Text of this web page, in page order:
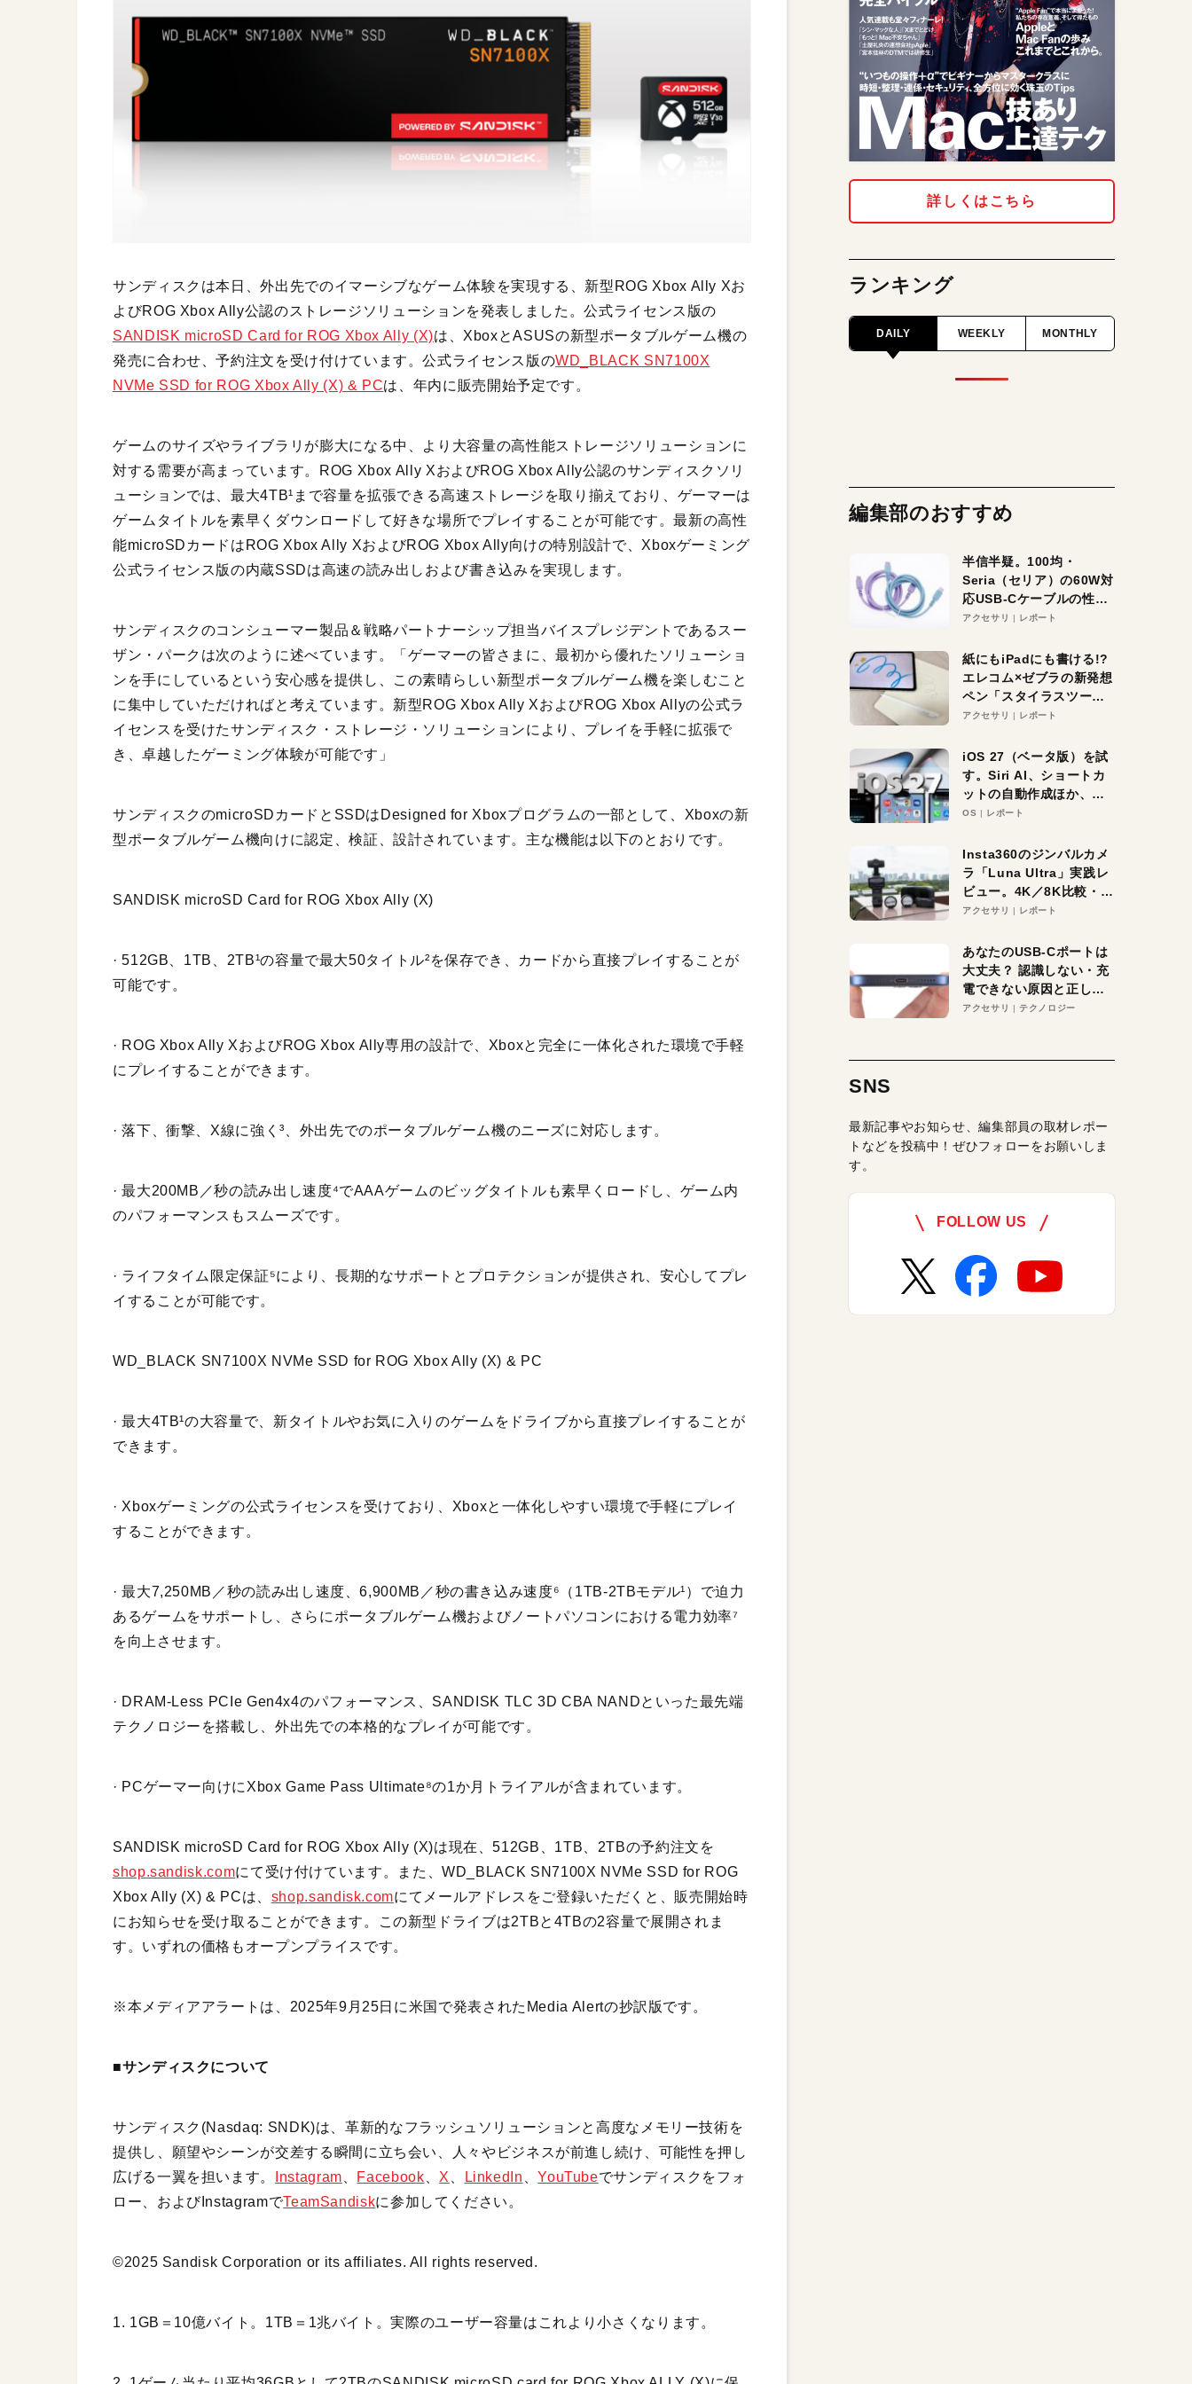
サンディスクは本日、外出先でのイマーシブなゲーム体験を実現する、新型ROG Xbox Ally Xお
よびROG Xbox Ally公認のストレージソリューションを発表しました。公式ライセンス版の
SANDISK microSD Card for ROG Xbox Ally (X)は、XboxとASUSの新型ポータブルゲーム機の
発売に合わせ、予約注文を受け付けています。公式ライセンス版のWD_BLACK SN7100X
NVMe SSD for ROG Xbox Ally (X) & PCは、年内に販売開始予定です。
ゲームのサイズやライブラリが膨大になる中、より大容量の高性能ストレージソリューションに
対する需要が高まっています。ROG Xbox Ally XおよびROG Xbox Ally公認のサンディスクソリ
ューションでは、最大4TB¹まで容量を拡張できる高速ストレージを取り揃えており、ゲーマーは
ゲームタイトルを素早くダウンロードして好きな場所でプレイすることが可能です。最新の高性
能microSDカードはROG Xbox Ally XおよびROG Xbox Ally向けの特別設計で、Xboxゲーミング
公式ライセンス版の内蔵SSDは高速の読み出しおよび書き込みを実現します。
サンディスクのコンシューマー製品＆戦略パートナーシップ担当バイスプレジデントであるスー
ザン・パークは次のように述べています。「ゲーマーの皆さまに、最初から優れたソリューショ
ンを手にしているという安心感を提供し、この素晴らしい新型ポータブルゲーム機を楽しむこと
に集中していただければと考えています。新型ROG Xbox Ally XおよびROG Xbox Allyの公式ラ
イセンスを受けたサンディスク・ストレージ・ソリューションにより、プレイを手軽に拡張で
き、卓越したゲーミング体験が可能です」
サンディスクのmicroSDカードとSSDはDesigned for Xboxプログラムの一部として、Xboxの新
型ポータブルゲーム機向けに認定、検証、設計されています。主な機能は以下のとおりです。
SANDISK microSD Card for ROG Xbox Ally (X)
· 512GB、1TB、2TB¹の容量で最大50タイトル²を保存でき、カードから直接プレイすることが
可能です。
· ROG Xbox Ally XおよびROG Xbox Ally専用の設計で、Xboxと完全に一体化された環境で手軽
にプレイすることができます。
· 落下、衝撃、X線に強く³、外出先でのポータブルゲーム機のニーズに対応します。
· 最大200MB／秒の読み出し速度⁴でAAAゲームのビッグタイトルも素早くロードし、ゲーム内
のパフォーマンスもスムーズです。
· ライフタイム限定保証⁵により、長期的なサポートとプロテクションが提供され、安心してプレ
イすることが可能です。
WD_BLACK SN7100X NVMe SSD for ROG Xbox Ally (X) & PC
· 最大4TB¹の大容量で、新タイトルやお気に入りのゲームをドライブから直接プレイすることが
できます。
· Xboxゲーミングの公式ライセンスを受けており、Xboxと一体化しやすい環境で手軽にプレイ
することができます。
· 最大7,250MB／秒の読み出し速度、6,900MB／秒の書き込み速度⁶（1TB-2TBモデル¹）で迫力
あるゲームをサポートし、さらにポータブルゲーム機およびノートパソコンにおける電力効率⁷
を向上させます。
· DRAM-Less PCIe Gen4x4のパフォーマンス、SANDISK TLC 3D CBA NANDといった最先端
テクノロジーを搭載し、外出先での本格的なプレイが可能です。
· PCゲーマー向けにXbox Game Pass Ultimate⁸の1か月トライアルが含まれています。
SANDISK microSD Card for ROG Xbox Ally (X)は現在、512GB、1TB、2TBの予約注文を
shop.sandisk.comにて受け付けています。また、WD_BLACK SN7100X NVMe SSD for ROG
Xbox Ally (X) & PCは、 shop.sandisk.comにてメールアドレスをご登録いただくと、販売開始時
にお知らせを受け取ることができます。この新型ドライブは2TBと4TBの2容量で展開されま
す。いずれの価格もオープンプライスです。
※本メディアアラートは、2025年9月25日に米国で発表されたMedia Alertの抄訳版です。
■サンディスクについて
サンディスク(Nasdaq: SNDK)は、革新的なフラッシュソリューションと高度なメモリー技術を
提供し、願望やシーンが交差する瞬間に立ち会い、人々やビジネスが前進し続け、可能性を押し
広げる一翼を担います。
Instagram Facebook X LinkedIn 、YouTubeでサンディスクをフォ
ロー、およびInstagramでTeamSandiskに参加してください。
©2025 Sandisk Corporation or its affiliates. All rights reserved.
1. 1GB＝10億バイト。1TB＝1兆バイト。実際のユーザー容量はこれより小さくなります。
詳しくはこちら
ランキング
DAILY WEEKLY MONTHLY
編集部のおすすめ
半信半疑。100均・
Seria（セリア）の60W対
応USB-Cケーブルの性能
を検証。超コスパの1本を
アクセサリ レポート
紙にもiPadにも書ける!?
エレコム×ゼブラの新発想
ペン「スタイラスツーウ
ェイ」レビュー。持ち替
アクセサリ レポート
iOS 27（ベータ版）を試
す。Siri AI、ショートカ
ットの自動作成ほか、期
待大の便利機能5選。
る未来はすぐそこ！
OS レポート
Insta360のジンバルカメ
ラ「Luna Ultra」実践レ
ビュー。4K／8K比較・ズ
ーム・夜間撮影をチェッ
アクセサリ レポート
あなたのUSB-Cポートは
大丈夫？ 認識しない・充
電できない原因と正しい
対策
アクセサリ テクノロジー
SNS
最新記事やお知らせ、編集部員の取材レポー
トなどを投稿中！ぜひフォローをお願いしま
す。
FOLLOW US